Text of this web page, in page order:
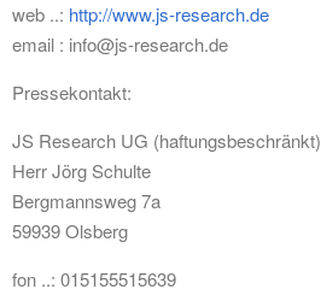
web ..: http://www.js-research.de
email : info@js-research.de
Pressekontakt:
JS Research UG (haftungsbeschränkt)
Herr Jörg Schulte
Bergmannsweg 7a
59939 Olsberg
fon ..: 015155515639